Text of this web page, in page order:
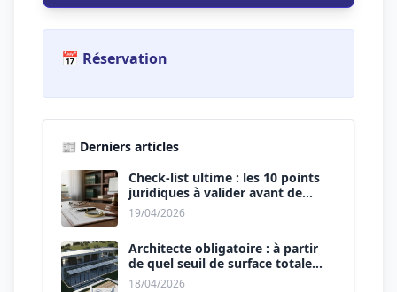
📅 Réservation
📰 Derniers articles
Check-list ultime : les 10 points
juridiques à valider avant de
signer le devis.
19/04/2026
Architecte obligatoire : à partir
de quel seuil de surface totale
(Maison + Véranda) ?
18/04/2026